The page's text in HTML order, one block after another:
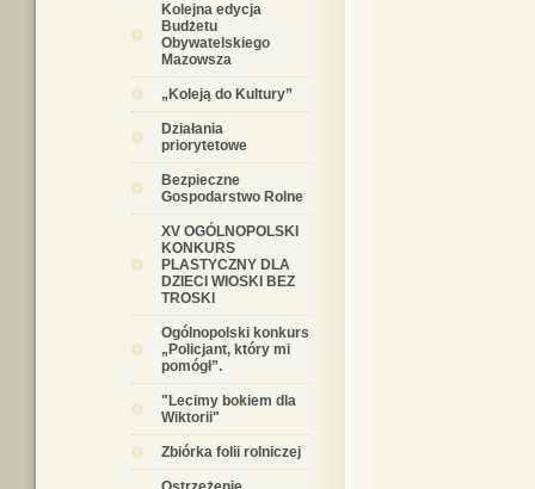
Kolejna edycja
Budżetu
Obywatelskiego
Mazowsza
„Koleją do Kultury”
Działania
priorytetowe
Bezpieczne
Gospodarstwo Rolne
XV OGÓLNOPOLSKI
KONKURS
PLASTYCZNY DLA
DZIECI WIOSKI BEZ
TROSKI
Ogólnopolski konkurs
„Policjant, który mi
pomógł”.
"Lecimy bokiem dla
Wiktorii"
Zbiórka folii rolniczej